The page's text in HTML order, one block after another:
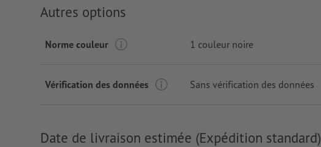
Autres options
Norme couleur 1 couleur noire
Vérification des données Sans vérification des données
Date de livraison estimée (Expédition standard)